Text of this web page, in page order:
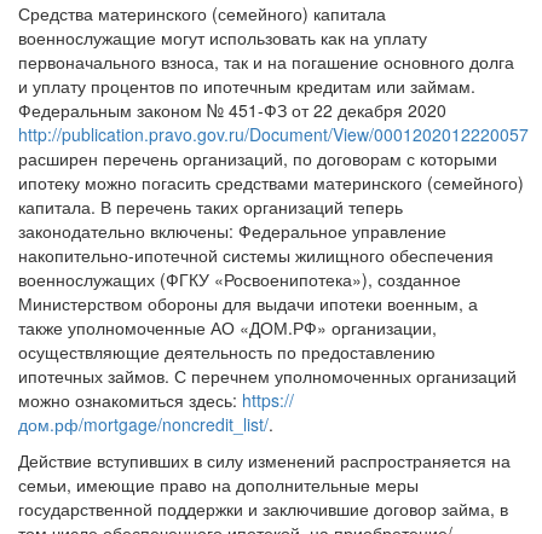
Средства материнского (семейного) капитала
военнослужащие могут использовать как на уплату
первоначального взноса, так и на погашение основного долга
и уплату процентов по ипотечным кредитам или займам.
Федеральным законом № 451-ФЗ от 22 декабря 2020
http://publication.pravo.gov.ru/Document/View/0001202012220057
расширен перечень организаций, по договорам с которыми
ипотеку можно погасить средствами материнского (семейного)
капитала. В перечень таких организаций теперь
законодательно включены: Федеральное управление
накопительно-ипотечной системы жилищного обеспечения
военнослужащих (ФГКУ «Росвоенипотека»), созданное
Министерством обороны для выдачи ипотеки военным, а
также уполномоченные АО «ДОМ.РФ» организации,
осуществляющие деятельность по предоставлению
ипотечных займов. С перечнем уполномоченных организаций
можно ознакомиться здесь: https://
дом.рф/mortgage/noncredit_list/.
Действие вступивших в силу изменений распространяется на
семьи, имеющие право на дополнительные меры
государственной поддержки и заключившие договор займа, в